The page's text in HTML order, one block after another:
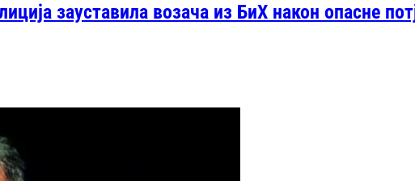
зауставила возача из БиХ након опасне